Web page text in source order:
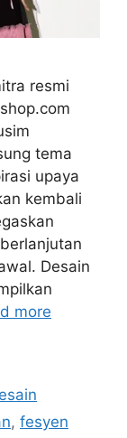
resmi
tema
upaya
kembali
Desain
more
, fesyen